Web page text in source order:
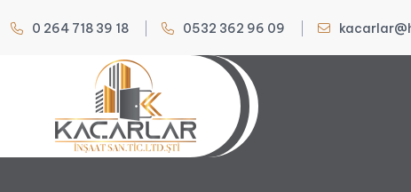
0 264 718 39 18 0532 362 96 09